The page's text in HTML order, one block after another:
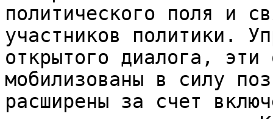
политического поля и
участников политики.
открытого диалога, эти
мобилизованы в силу
расширены за счет